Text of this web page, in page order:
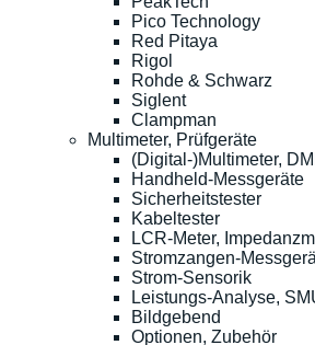
Pico Technology
Red Pitaya
Rigol
Rohde & Schwarz
Siglent
Clampman
Multimeter, Prüfgeräte
(Digital-)Multimeter,
Handheld-Messgeräte
Sicherheitstester
Kabeltester
LCR-Meter,
Stromzangen-
Strom-Sensorik
Leistungs-Analyse,
Bildgebend
Optionen, Zubehör